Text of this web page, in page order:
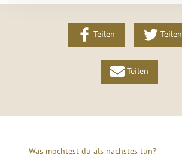
Teilen Teilen
Teilen
Was möchtest du als nächstes tun?